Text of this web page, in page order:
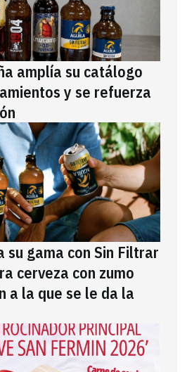
amplía su catálogo
y se refuerza
su gama con Sin Filtrar
cerveza con zumo
a la que se le da la